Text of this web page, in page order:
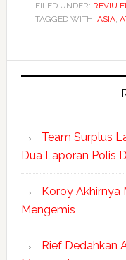
FILED UNDER: REVIU
TAGGED WITH: ASIA,
Team Surplus
Dua Laporan Polis
Koroy Akhirnya
Mengemis
Rief Dedahkan